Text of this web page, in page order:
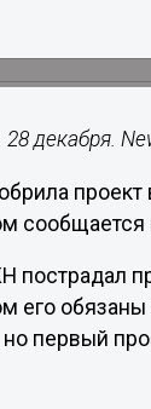
декабря.
пострадал
его
первый